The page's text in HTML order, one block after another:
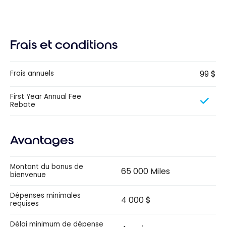
Frais et conditions
Frais annuels 99 $
First Year Annual Fee
Rebate
Avantages
Montant du bonus de
bienvenue
65 000 Miles
Dépenses minimales
requises
4 000 $
Délai minimum de dépense